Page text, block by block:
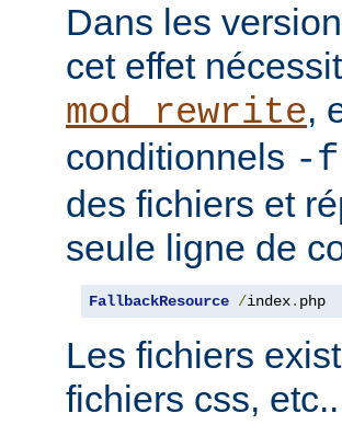
Dans les
cet effet
mod_rewrite,
conditionnels -f
des fichiers et
seule ligne de
FallbackResource /index. php
Les fichiers
fichiers css,